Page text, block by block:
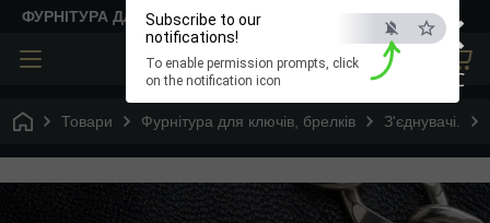
×
ESC
Subscribe to our
notifications!
To enable permission prompts, click
on the notification icon
ФУРНІТУРА ДЛЯ ТВОРЧОСТІ
Товари Фурнітура для ключів, брелків З'єднувачі.